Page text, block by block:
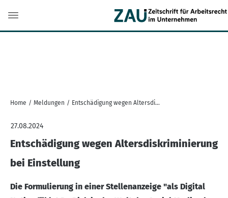
Home / Meldungen / Entschädigung wegen Altersdiskriminierung bei Einstellung
27.08.2024
Entschädigung wegen Altersdiskriminierung
bei Einstellung
Die Formulierung in einer Stellenanzeige "als Digital